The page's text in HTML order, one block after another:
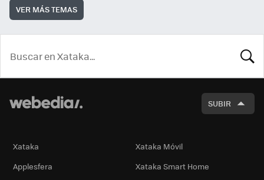
VER MÁS TEMAS
SUBIR
Xataka
Xataka Móvil
Applesfera
Xataka Smart Home